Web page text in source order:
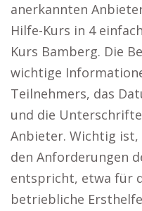
anerkannten
Hilfe-Kurs in 4
Kurs Bamberg. Die
wichtige
Teilnehmers, das
und die
Anbieter. Wichtig ist,
den Anforderungen
entspricht, etwa für
betriebliche